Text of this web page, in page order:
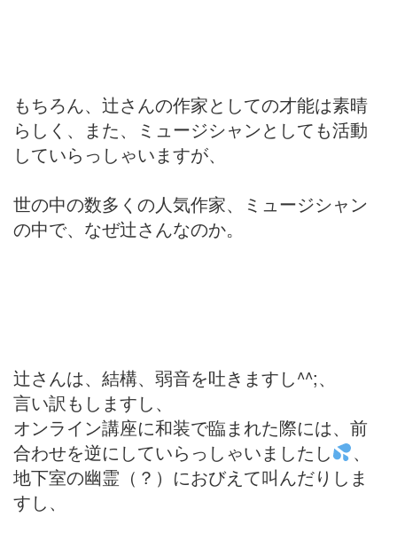
もちろん、辻さんの作家としての才能は素晴
らしく、また、ミュージシャンとしても活動
していらっしゃいますが、
世の中の数多くの人気作家、ミュージシャン
の中で、なぜ辻さんなのか。
辻さんは、結構、弱音を吐きますし^^;、
言い訳もしますし、
オンライン講座に和装で臨まれた際には、前
合わせを逆にしていらっしゃいましたし
、
地下室の幽霊（？）におびえて叫んだりしま
すし、